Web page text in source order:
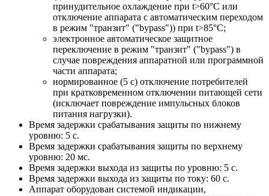
принудительное охлаждение при t>60°С или
отключение аппарата с автоматическим переходом
в режим "транзит" ("bypass")) при t>85°С;
электронное автоматическое защитное
переключение в режим "транзит" ("bypass") в
случае повреждения аппаратной или программной
части аппарата;
нормированное (5 с) отключение потребителей
при кратковременном отключении питающей сети
(исключает повреждение импульсных блоков
питания нагрузки).
Время задержки срабатывания защиты по нижнему
уровню: 5 с.
Время задержки срабатывания защиты по верхнему
уровню: 20 мс.
Время задержки выхода из защиты по уровню: 5 с.
Время задержки выхода из защиты по току: 60 с.
Аппарат оборудован системой индикации,